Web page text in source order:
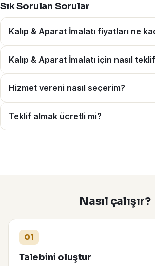
Sık Sorulan Sorular
Kalıp & Aparat İmalatı fiyatları ne
Kalıp & Aparat İmalatı için nasıl teklif
Hizmet vereni nasıl seçerim?
Teklif almak ücretli mi?
Nasıl çalışır?
01
Talebini oluştur